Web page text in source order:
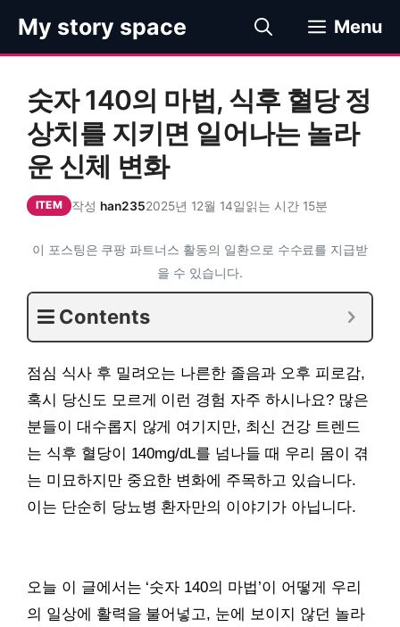
츠
My story space Menu
숫자 140의 마법, 식후 혈당 정
상치를 지키면 일어나는 놀라
운 신체 변화
ITEM 작성 han2352025년 12월 14일읽는 시간 15분
이 포스팅은 쿠팡 파트너스 활동의 일환으로 수수료를 지급받
을 수 있습니다.
Contents
점심 식사 후 밀려오는 나른한 졸음과 오후 피로감,
혹시 당신도 모르게 이런 경험 자주 하시나요? 많은
분들이 대수롭지 않게 여기지만, 최신 건강 트렌드
는 식후 혈당이 140mg/dL를 넘나들 때 우리 몸이 겪
는 미묘하지만 중요한 변화에 주목하고 있습니다.
이는 단순히 당뇨병 환자만의 이야기가 아닙니다.
오늘 이 글에서는 ‘숫자 140의 마법’이 어떻게 우리
의 일상에 활력을 불어넣고, 눈에 보이지 않던 놀라